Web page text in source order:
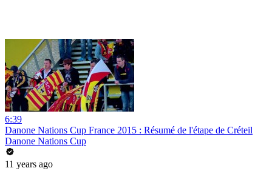
6:39
Danone Nations Cup France 2015 : Résumé de l'étape de Créteil
Danone Nations Cup
11 years ago